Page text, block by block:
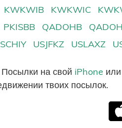
KWKWIB KWKWIC
PKISBB QADOHB
USJFKZ USLAXZ
на свой iPhone или
твоих посылок.